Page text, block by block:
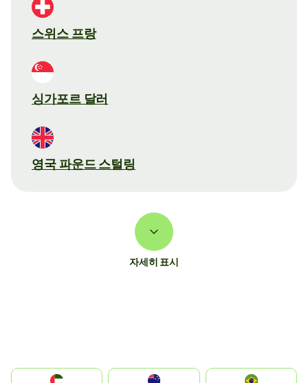
스위스 프랑
싱가포르 달러
영국 파운드 스털링
자세히 표시